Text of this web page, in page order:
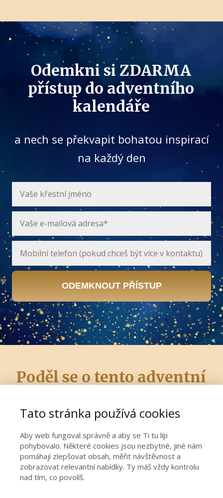
Odemkni si ZDARMA
přístup do adventního
kalendáře
a nech se překvapit bohatou inspirací
na každý den
ODEMKNOUT PŘÍSTUP
Poděl se o tento adventní
udělá radost.
Tato stránka používá cookies
Aby web fungoval správně a aby se Ti tu líp
pohybovalo. Některé cookies jsou nezbytné, jiné nám
pomáhají zlepšovat obsah, měřit návštěvnost a
zobrazovat relevantní nabídky. Ty máš vždy kontrolu
nad tím, co povolíš.